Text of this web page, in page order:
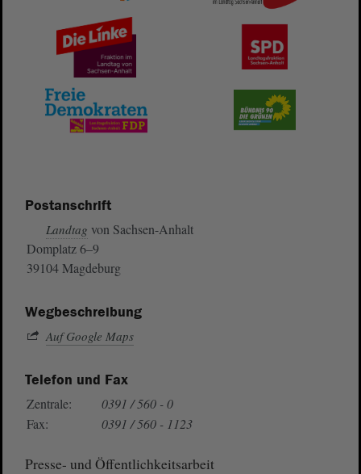
Postanschrift
Landtag von Sachsen-Anhalt
Domplatz 6–9
39104 Magdeburg
Wegbeschreibung
Auf Google Maps
Telefon und Fax
Zentrale:
0391 / 560 - 0
Fax:
0391 / 560 - 1123
Presse- und Öffentlichkeitsarbeit